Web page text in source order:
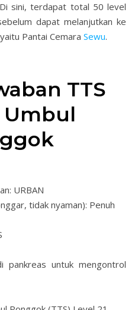
sini, terdapat total 50 level
dapat melanjutkan ke
Pantai Cemara Sewu.
TTS
Umbul
URBAN
tidak nyaman): Penuh
pankreas untuk mengontrol